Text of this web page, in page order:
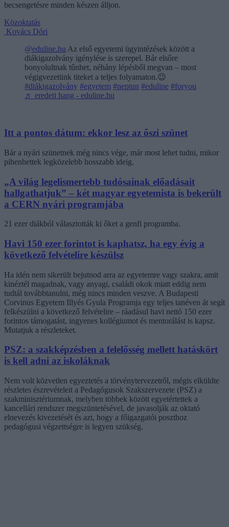
becsengetésre minden készen álljon.
Közoktatás
Kovács Dóri
@eduline.hu Az első egyetemi ügyintézések között a
diákigazolvány igénylése is szerepel. Bár elsőre
bonyolultnak tűnhet, néhány lépésből megvan – most
végigvezetünk titeket a teljes folyamaton.😉
#diákigazolvány #egyetem #neptun #eduline #foryou
♬ eredeti hang - eduline.hu
Itt a pontos dátum: ekkor lesz az őszi szünet
Bár a nyári szünetnek még nincs vége, már most lehet tudni, mikor
pihenhettek legközelebb hosszabb ideig.
„A világ legelismertebb tudósainak előadásait
hallgathatjuk” – két magyar egyetemista is bekerült
a CERN nyári programjába
21 ezer diákból választották ki őket a genfi programba.
Havi 150 ezer forintot is kaphatsz, ha egy évig a
következő felvételire készülsz
Ha idén nem sikerült bejutnod arra az egyetemre vagy szakra, amit
kinéztél magadnak, vagy anyagi, családi okok miatt eddig nem
tudtál továbbtanulni, még nincs minden veszve. A Budapesti
Corvinus Egyetem Illyés Gyula Programja egy teljes tanéven át segít
felkészülni a következő felvételire – ráadásul havi nettó 150 ezer
forintos támogatást, ingyenes kollégiumot és mentorálást is kapsz.
Mutatjuk a részleteket.
PSZ: a szakképzésben a felelősség mellett hatáskört
is kell adni az iskoláknak
Nem volt közvetlen egyeztetés a törvénytervezetről, mégis elküldte
részletes észrevételeit a Pedagógusok Szakszervezete (PSZ) a
szakminisztériumnak, melyben többek között egyetértettek a
kancellári rendszer megszüntetésével, de javasolják az oktató
elnevezés kivezetését és azt, hogy a főigazgatói poszthoz
pedagógusi végzettségre is legyen szükség.